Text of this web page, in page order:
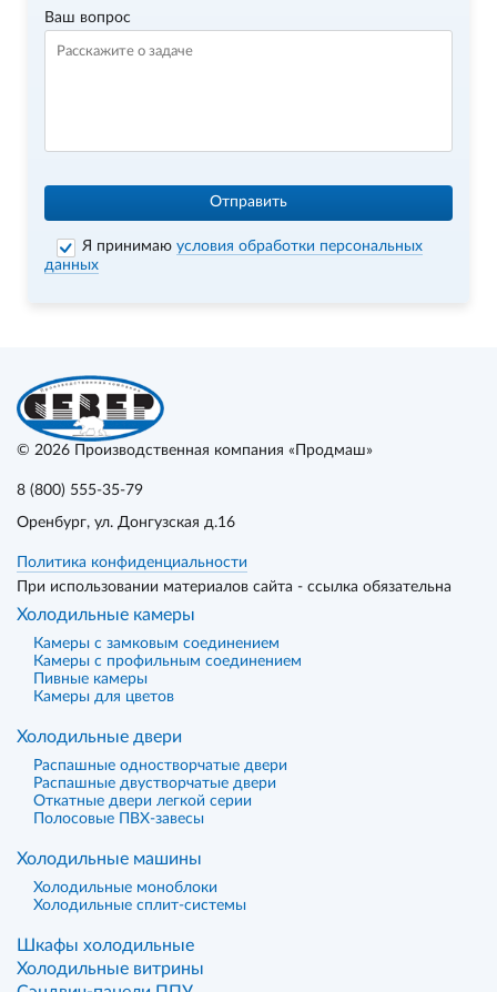
Ваш вопрос
Отправить
Я принимаюусловия обработки персональных
данных
© 2026 Производственная компания «Продмаш»
8 (800) 555-35-79
Оренбург, ул. Донгузская д.16
Политика конфиденциальности
При использовании материалов сайта - ссылка обязательна
Холодильные камеры
Камеры с замковым соединением
Камеры с профильным соединением
Пивные камеры
Камеры для цветов
Холодильные двери
Распашные одностворчатые двери
Распашные двустворчатые двери
Откатные двери легкой серии
Полосовые ПВХ-завесы
Холодильные машины
Холодильные моноблоки
Холодильные сплит-системы
Шкафы холодильные
Холодильные витрины